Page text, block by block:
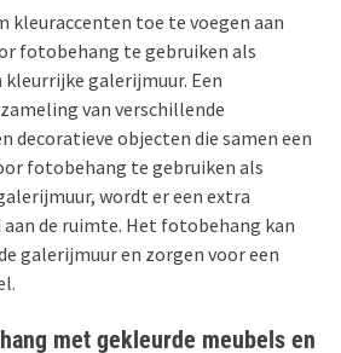
kleuraccenten toe te voegen aan
fotobehang te gebruiken als
galerijmuur. Een
van verschillende
decoratieve objecten die samen een
fotobehang te gebruiken als
wordt er een extra
de ruimte. Het fotobehang kan
galerijmuur en zorgen voor een
met gekleurde meubels en